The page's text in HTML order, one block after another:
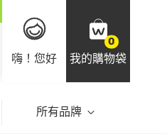
嗨！您好
0
我的購物袋
所有品牌